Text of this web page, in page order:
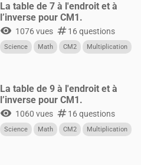
La table de 7 à l'endroit et à
l’inverse pour CM1.
visibility 1076 vues numbers16 questions
Science Math CM2 Multiplication
La table de 9 à l'endroit et à
l’inverse pour CM1.
visibility 1060 vues numbers16 questions
Science Math CM2 Multiplication